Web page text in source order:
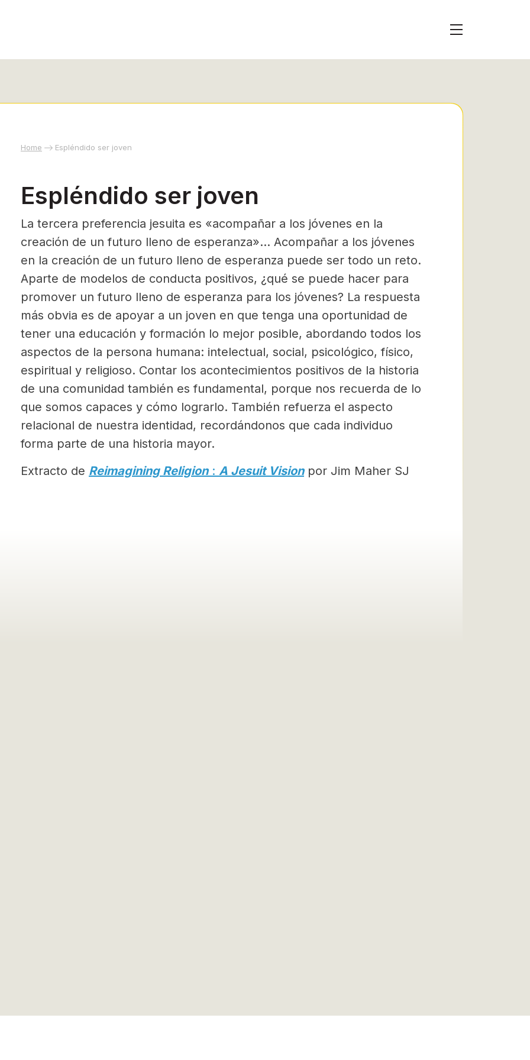
Home Espléndido ser joven
Espléndido ser joven
La tercera preferencia jesuita es «acompañar a los jóvenes en la
creación de un futuro lleno de esperanza»… Acompañar a los jóvenes
en la creación de un futuro lleno de esperanza puede ser todo un reto.
Aparte de modelos de conducta positivos, ¿qué se puede hacer para
promover un futuro lleno de esperanza para los jóvenes? La respuesta
más obvia es de apoyar a un joven en que tenga una oportunidad de
tener una educación y formación lo mejor posible, abordando todos los
aspectos de la persona humana: intelectual, social, psicológico, físico,
espiritual y religioso. Contar los acontecimientos positivos de la historia
de una comunidad también es fundamental, porque nos recuerda de lo
que somos capaces y cómo lograrlo. También refuerza el aspecto
relacional de nuestra identidad, recordándonos que cada individuo
forma parte de una historia mayor.
Extracto de Reimagining Religion: A Jesuit Visionpor Jim Maher SJ